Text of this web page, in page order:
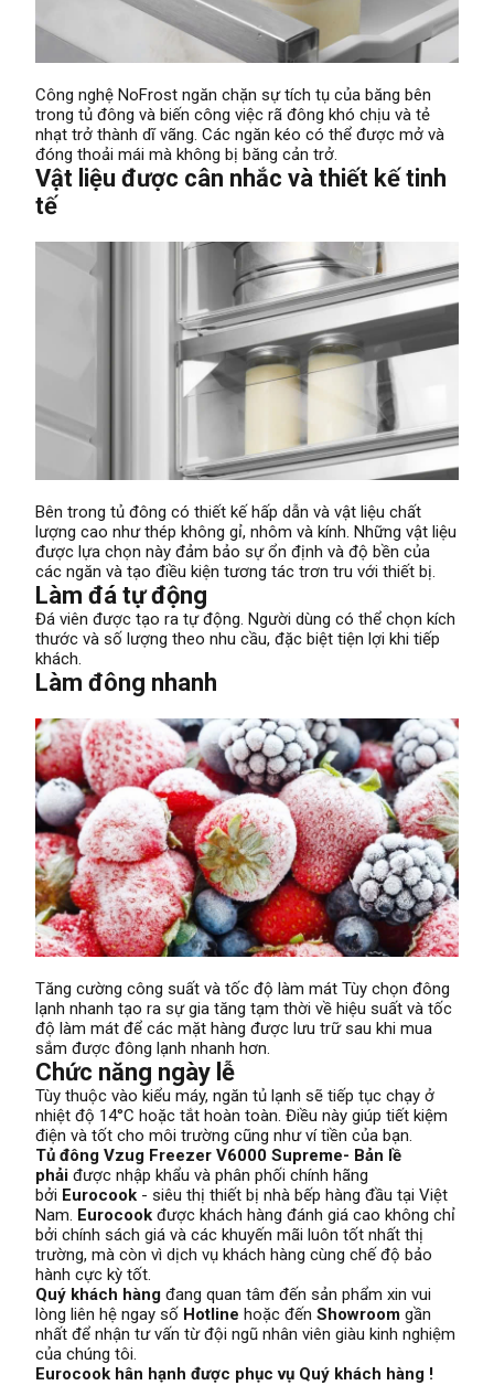
Công nghệ NoFrost ngăn chặn sự tích tụ của băng bên
trong tủ đông và biến công việc rã đông khó chịu và tẻ
nhạt trở thành dĩ vãng. Các ngăn kéo có thể được mở và
đóng thoải mái mà không bị băng cản trở.
Vật liệu được cân nhắc và thiết kế tinh
tế
Bên trong tủ đông có thiết kế hấp dẫn và vật liệu chất
lượng cao như thép không gỉ, nhôm và kính. Những vật liệu
được lựa chọn này đảm bảo sự ổn định và độ bền của
các ngăn và tạo điều kiện tương tác trơn tru với thiết bị.
Làm đá tự động
Đá viên được tạo ra tự động. Người dùng có thể chọn kích
thước và số lượng theo nhu cầu, đặc biệt tiện lợi khi tiếp
khách.
Làm đông nhanh
Tăng cường công suất và tốc độ làm mát Tùy chọn đông
lạnh nhanh tạo ra sự gia tăng tạm thời về hiệu suất và tốc
độ làm mát để các mặt hàng được lưu trữ sau khi mua
sắm được đông lạnh nhanh hơn.
Chức năng ngày lễ
Tùy thuộc vào kiểu máy, ngăn tủ lạnh sẽ tiếp tục chạy ở
nhiệt độ 14°C hoặc tắt hoàn toàn. Điều này giúp tiết kiệm
điện và tốt cho môi trường cũng như ví tiền của bạn.
Tủ đông Vzug Freezer V6000 Supreme- Bản lề
phải được nhập khẩu và phân phối chính hãng
bởi Eurocook - siêu thị thiết bị nhà bếp hàng đầu tại Việt
Nam. Eurocook được khách hàng đánh giá cao không chỉ
bởi chính sách giá và các khuyến mãi luôn tốt nhất thị
trường, mà còn vì dịch vụ khách hàng cùng chế độ bảo
hành cực kỳ tốt.
Quý khách hàng đang quan tâm đến sản phẩm xin vui
lòng liên hệ ngay số Hotline hoặc đến Showroom gần
nhất để nhận tư vấn từ đội ngũ nhân viên giàu kinh nghiệm
của chúng tôi.
Eurocook hân hạnh được phục vụ Quý khách hàng !